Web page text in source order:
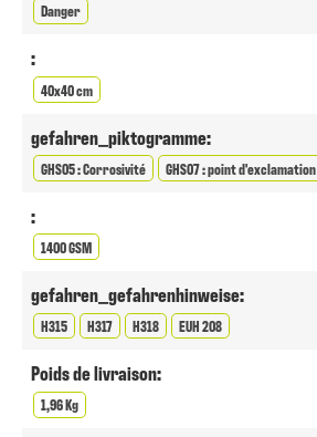
Danger
:
40x40 cm
gefahren_piktogramme:
GHS05 : Corrosivité GHS07 : point d'exclamation
:
1400 GSM
gefahren_gefahrenhinweise:
H315 H317 H318 EUH 208
Poids de livraison:
1,96 Kg